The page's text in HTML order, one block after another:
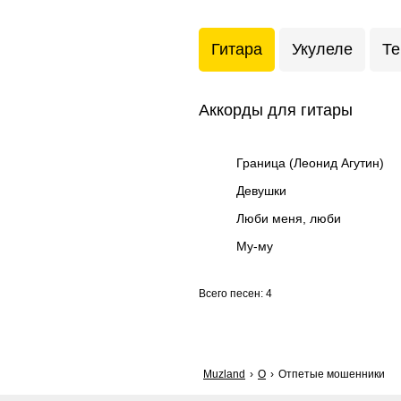
Гитара Укулеле
Аккорды для гитары
Граница (Леонид Агутин)
Девушки
Люби меня, люби
Му-му
Всего песен: 4
Muzland О Отпетые мошенники